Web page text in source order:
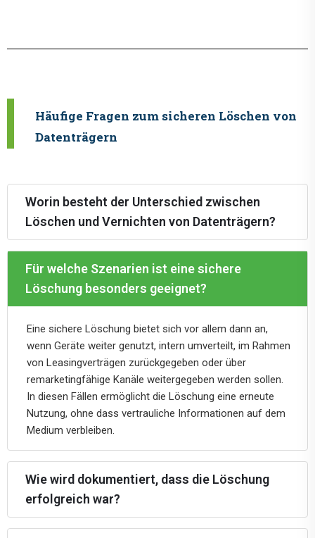
Häufige Fragen zum sicheren Löschen von
Datenträgern
Worin besteht der Unterschied zwischen
Löschen und Vernichten von Datenträgern?
Für welche Szenarien ist eine sichere
Löschung besonders geeignet?
Eine sichere Löschung bietet sich vor allem dann an,
wenn Geräte weiter genutzt, intern umverteilt, im Rahmen
von Leasingverträgen zurückgegeben oder über
remarketingfähige Kanäle weitergegeben werden sollen.
In diesen Fällen ermöglicht die Löschung eine erneute
Nutzung, ohne dass vertrauliche Informationen auf dem
Medium verbleiben.
Wie wird dokumentiert, dass die Löschung
erfolgreich war?